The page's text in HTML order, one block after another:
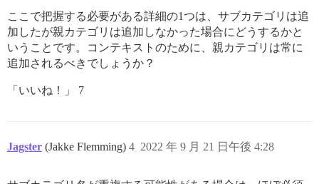
ここで把握する必要がある詳細の1つは、サブカテゴリは追
加したが親カテゴリは追加しなかった場合にどうするかと
いうことです。コンテキストのために、親カテゴリは常に
追加されるべきでしょうか？
「いいね！」 7
Jagster (Jakke Flemming) 2022 年 9 月 21 日午後 4:28
4